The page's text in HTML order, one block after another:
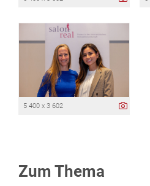
5 400 x 3 602
Zum Thema